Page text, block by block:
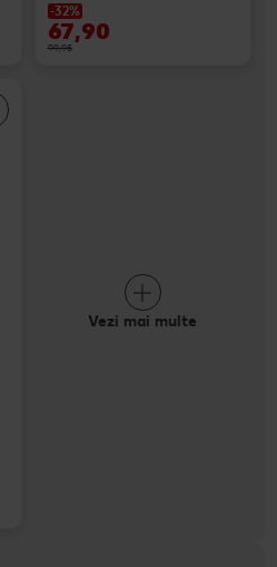
-32%
67,90
99,95
Vezi mai multe